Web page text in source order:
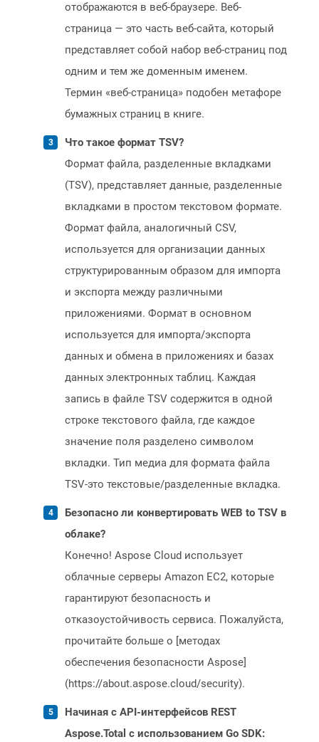
отображаются в веб-браузере. Веб-
страница — это часть веб-сайта, который
представляет собой набор веб-страниц под
одним и тем же доменным именем.
Термин «веб-страница» подобен метафоре
бумажных страниц в книге.
Что такое формат TSV?
Формат файла, разделенные вкладками
(TSV), представляет данные, разделенные
вкладками в простом текстовом формате.
Формат файла, аналогичный CSV,
используется для организации данных
структурированным образом для импорта
и экспорта между различными
приложениями. Формат в основном
используется для импорта/экспорта
данных и обмена в приложениях и базах
данных электронных таблиц. Каждая
запись в файле TSV содержится в одной
строке текстового файла, где каждое
значение поля разделено символом
вкладки. Тип медиа для формата файла
TSV-это текстовые/разделенные вкладка.
Безопасно ли конвертировать WEB to TSV в
облаке?
Конечно! Aspose Cloud использует
облачные серверы Amazon EC2, которые
гарантируют безопасность и
отказоустойчивость сервиса. Пожалуйста,
прочитайте больше о [методах
обеспечения безопасности Aspose]
(https://about.aspose.cloud/security).
Начиная с API-интерфейсов REST
Aspose.Total с использованием Go SDK: